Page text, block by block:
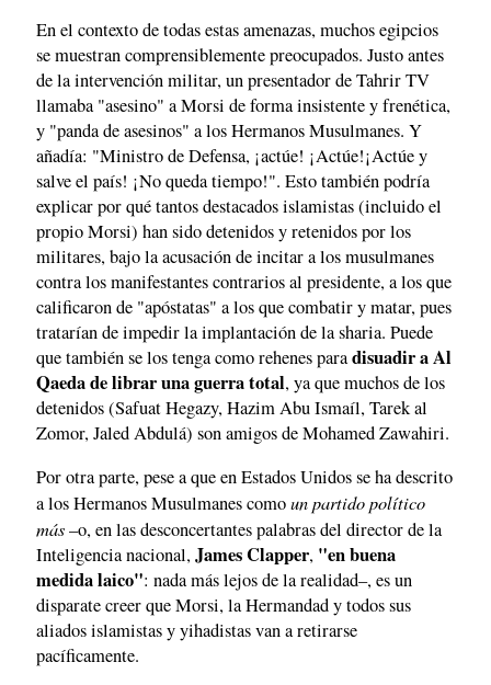
En el contexto de todas estas amenazas, muchos egipcios
se muestran comprensiblemente preocupados. Justo antes
de la intervención militar, un presentador de Tahrir TV
llamaba "asesino" a Morsi de forma insistente y frenética,
y "panda de asesinos" a los Hermanos Musulmanes. Y
añadía: "Ministro de Defensa, ¡actúe! ¡Actúe!¡Actúe y
salve el país! ¡No queda tiempo!". Esto también podría
explicar por qué tantos destacados islamistas (incluido el
propio Morsi) han sido detenidos y retenidos por los
militares, bajo la acusación de incitar a los musulmanes
contra los manifestantes contrarios al presidente, a los que
calificaron de "apóstatas" a los que combatir y matar, pues
tratarían de impedir la implantación de la sharia. Puede
que también se los tenga como rehenes paradisuadir a Al
Qaeda de librar una guerra total, ya que muchos de los
detenidos (Safuat Hegazy, Hazim Abu Ismaíl, Tarek al
Zomor, Jaled Abdulá) son amigos de Mohamed Zawahiri.
Por otra parte, pese a que en Estados Unidos se ha descrito
a los Hermanos Musulmanes comoun partido político
más–o, en las desconcertantes palabras del director de la
Inteligencia nacional,James Clapper, "en buena
medida laico": nada más lejos de la realidad–, es un
disparate creer que Morsi, la Hermandad y todos sus
aliados islamistas y yihadistas van a retirarse
pacíficamente.